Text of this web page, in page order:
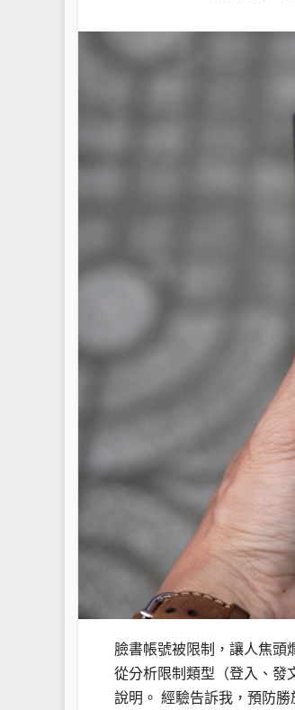
臉書帳號被限制，讓人焦頭
從分析限制類型（登入、發
說明。 經驗告訴我，預防